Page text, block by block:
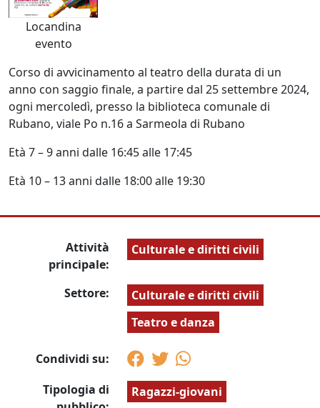
Locandina
evento
Corso di avvicinamento al teatro della durata di un
anno con saggio finale, a partire dal 25 settembre 2024,
ogni mercoledì, presso la biblioteca comunale di
Rubano, viale Po n.16 a Sarmeola di Rubano
Età 7 – 9 anni dalle 16:45 alle 17:45
Età 10 – 13 anni dalle 18:00 alle 19:30
Attività
principale:
Culturale e diritti civili
Settore:
Culturale e diritti civili
Teatro e danza
Condividi su:
Tipologia di
Ragazzi-giovani